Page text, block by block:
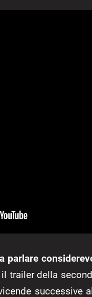
parlare
trailer della
successive